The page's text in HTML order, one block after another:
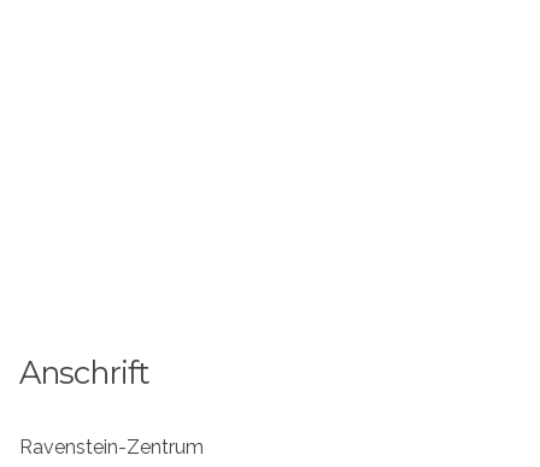
Anschrift
Ravenstein-Zentrum